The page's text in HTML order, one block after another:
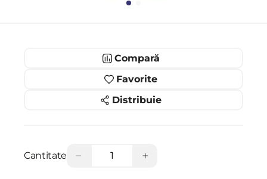
Compară
Favorite
Distribuie
Cantitate − +